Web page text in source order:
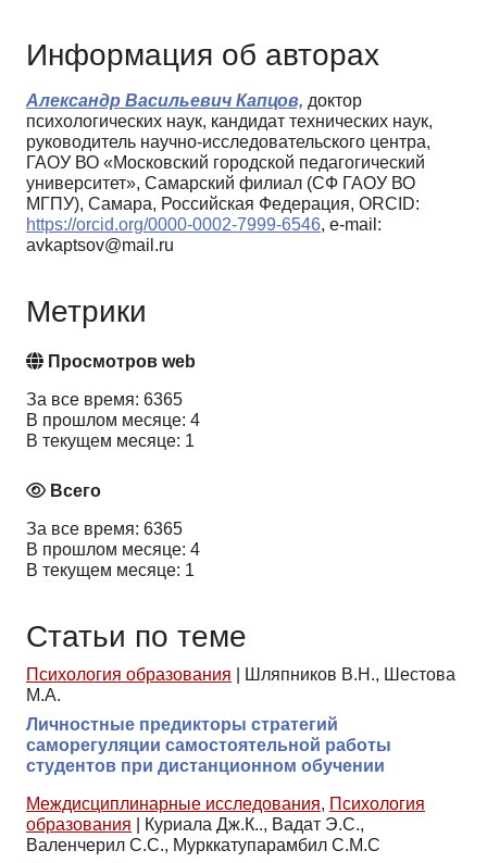
Информация об авторах
Александр Васильевич Капцов, доктор
психологических наук, кандидат технических наук,
руководитель научно-исследовательского центра,
ГАОУ ВО «Московский городской педагогический
университет», Самарский филиал (СФ ГАОУ ВО
МГПУ), Самара, Российская Федерация, ORCID:
https://orcid.org/0000-0002-7999-6546, e-mail:
avkaptsov@mail.ru
Метрики
Просмотров web
За все время: 6365
В прошлом месяце: 4
В текущем месяце: 1
Всего
За все время: 6365
В прошлом месяце: 4
В текущем месяце: 1
Статьи по теме
Психология образования
Шляпников В.Н., Шестова
М.А.
Личностные предикторы стратегий
саморегуляции самостоятельной работы
студентов при дистанционном обучении
Междисциплинарные исследования, Психология
образования
Куриала Дж.К.., Вадат Э.С.,
Валенчерил С.С., Мурккатупарамбил С.М.С